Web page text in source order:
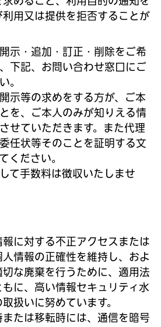
用又は提供を拒否することが
示・追加・訂正・削除をご希
下記、お問い合わせ窓口にご
。
示等の求めをする方が、ご本
を、ご本人のみが知りえる情
せていただきます。また代理
任状等そのことを証明する文
ください。
て手数料は徴収いたしませ
に対する不正アクセスまたは
情報の正確性を維持し、およ
な廃棄を行うために、適用法
に、高い情報セキュリティ水
扱いに努めています。
たは移転時には、通信を暗号